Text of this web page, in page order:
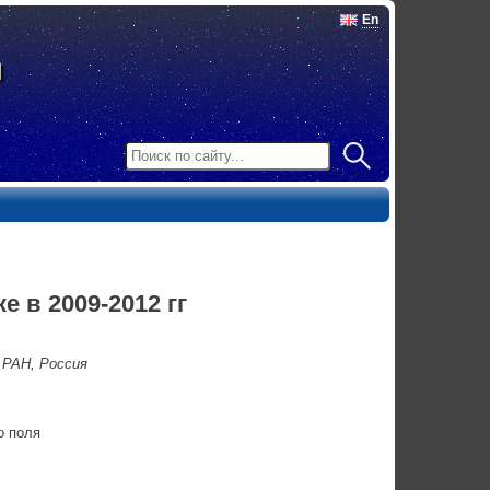
En
в 2009-2012 гг
Россия
поля